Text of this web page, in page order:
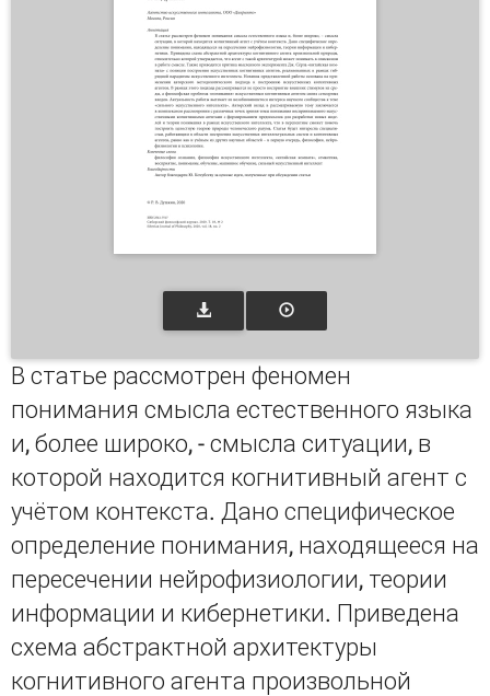
В статье рассмотрен феномен
понимания смысла естественного языка
и, более широко, - смысла ситуации, в
которой находится когнитивный агент с
учётом контекста. Дано специфическое
определение понимания, находящееся на
пересечении нейрофизиологии, теории
информации и кибернетики. Приведена
схема абстрактной архитектуры
когнитивного агента произвольной